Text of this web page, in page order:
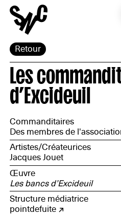
Retour
Les
d’Excideuil
Commanditaires
Des membres de
Artistes/Créateurices
Jacques Jouet
Œuvre
Les bancs d’Excideuil
Structure médiatrice
pointdefuite